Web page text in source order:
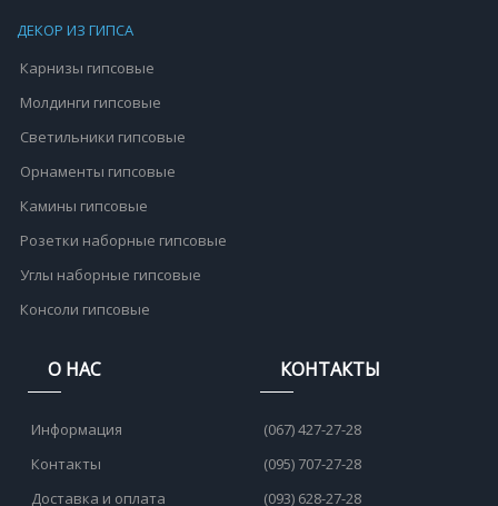
ДЕКОР ИЗ ГИПСА
Карнизы гипсовые
Молдинги гипсовые
Светильники гипсовые
Орнаменты гипсовые
Камины гипсовые
Розетки наборные гипсовые
Углы наборные гипсовые
Консоли гипсовые
О НАС
Информация
Контакты
Доставка и оплата
КОНТАКТЫ
(067) 427-27-28
(095) 707-27-28
(093) 628-27-28